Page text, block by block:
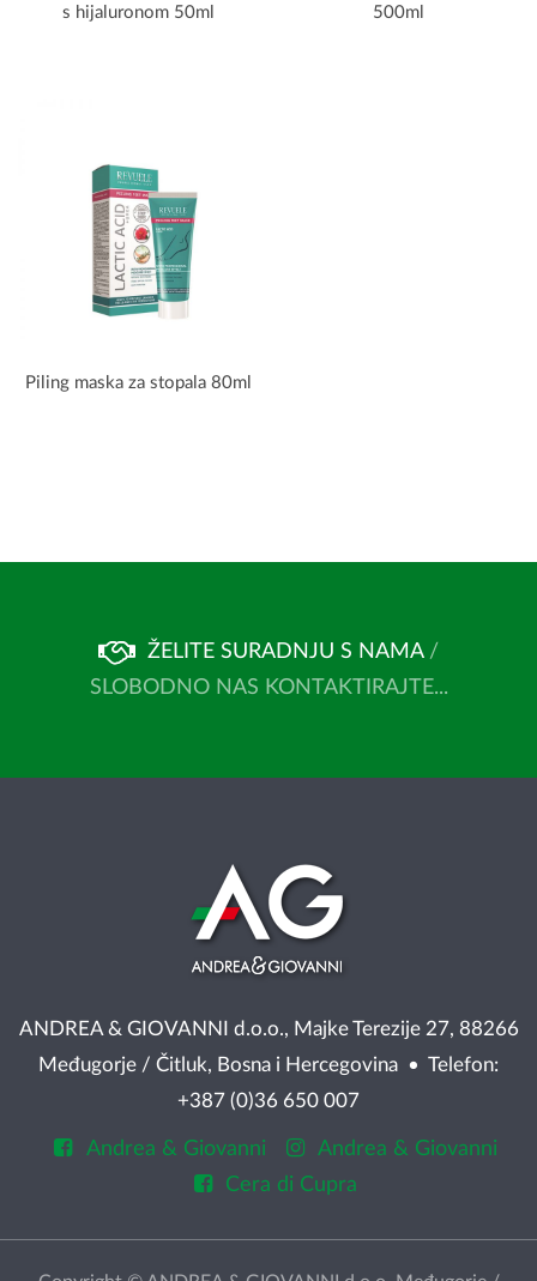
s hijaluronom 50ml
500ml
Piling maska za stopala 80ml
ŽELITE SURADNJU S NAMA /
SLOBODNO NAS KONTAKTIRAJTE...
ANDREA & GIOVANNI d.o.o., Majke Terezije 27, 88266
Međugorje / Čitluk, Bosna i Hercegovina • Telefon:
+387 (0)36 650 007
Andrea & Giovanni
Andrea & Giovanni
Cera di Cupra